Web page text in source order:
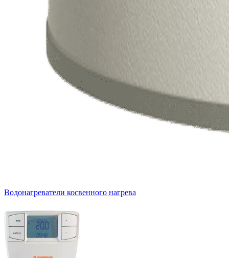
Водонагреватели косвенного нагрева